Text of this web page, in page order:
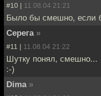
#10 | 11.08.04 21:21
Было бы смешно, если
Серега »
#11 | 11.08.04 21:22
Шутку понял, смешно...
:-)
Dima »